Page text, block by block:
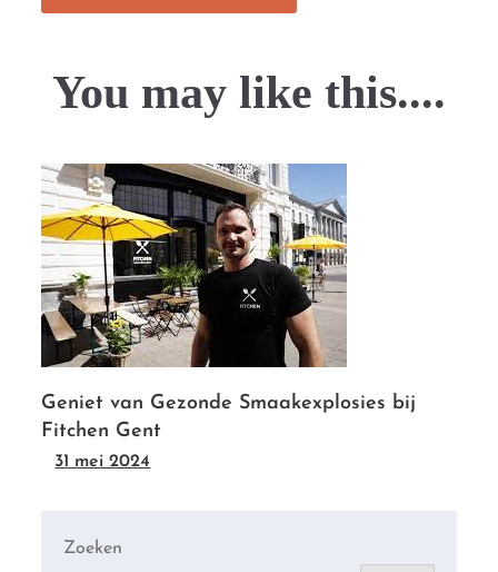
You may like this....
Geniet van Gezonde Smaakexplosies bij
Fitchen Gent
31 mei 2024
Zoeken